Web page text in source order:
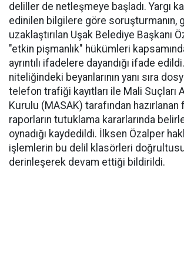
deliller de netleşmeye başladı. Yargı
edinilen bilgilere göre soruşturmanın,
uzaklaştırılan Uşak Belediye Başkanı
"etkin pişmanlık" hükümleri
ayrıntılı ifadelere dayandığı ifade
niteliğindeki beyanlarının yanı sıra
telefon trafiği kayıtları ile Mali Suçları
Kurulu (MASAK) tarafından hazırlanan
raporların tutuklama kararlarında
oynadığı kaydedildi. İlksen Özalper
işlemlerin bu delil klasörleri
derinleşerek devam ettiği bildirildi.